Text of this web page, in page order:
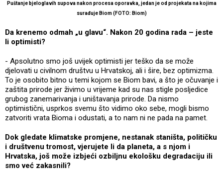
Puštanje bjeloglavih supova nakon procesa oporavka, jedan je od projekata na kojima
surađuje Biom (FOTO: Biom)
Da krenemo odmah „u glavu“. Nakon 20 godina rada – jeste
li optimisti?
- Apsolutno smo još uvijek optimisti jer teško da se može
djelovati u civilnom društvu u Hrvatskoj, ali i šire, bez optimizma.
To je osobito bitno u temi kojom se Biom bavi, a što je očuvanje i
zaštita prirode jer živimo u vrijeme kad su nas stigle posljedice
grubog zanemarivanja i uništavanja prirode. Da nismo
optimistični, usprkos svemu što vidimo oko sebe, mogli bismo
zatvoriti vrata Bioma i odustati, a to nam ni ne pada na pamet.
Dok gledate klimatske promjene, nestanak staništa, političku
i društvenu tromost, vjerujete li da planeta, a s njom i
Hrvatska, još može izbjeći ozbiljnu ekološku degradaciju ili
smo već zakasnili?